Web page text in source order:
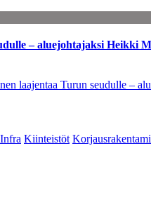
– aluejohtajaksi Heikki
laajentaa Turun seudulle –
Infra Kiinteistöt